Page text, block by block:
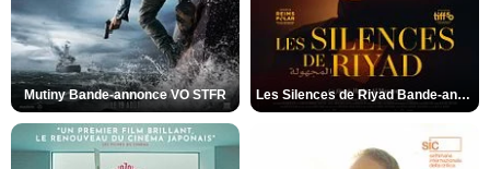
Mutiny Bande-annonce VO STFR Les Silences de Riyad Bande-annonce VO STFR